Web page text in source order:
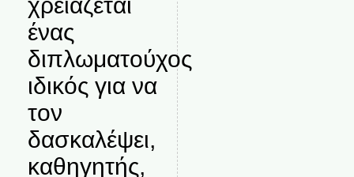
ένας
διπλωματούχος
ιδικός για να
τον
δασκαλέψει,
καθηγητής,